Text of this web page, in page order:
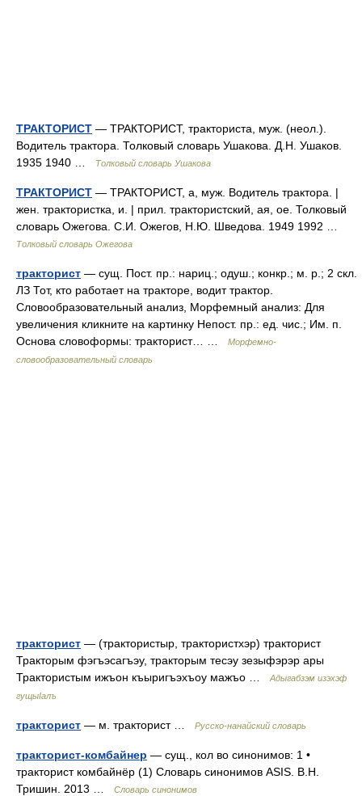
ТРАКТОРИСТ — ТРАКТОРИСТ, тракториста, муж. (неол.).
Водитель трактора. Толковый словарь Ушакова. Д.Н. Ушаков.
1935 1940 …
Толковый словарь Ушакова
ТРАКТОРИСТ — ТРАКТОРИСТ, а, муж. Водитель трактора. |
жен. трактористка, и. | прил. трактористский, ая, ое. Толковый
словарь Ожегова. С.И. Ожегов, Н.Ю. Шведова. 1949 1992 …
Толковый словарь Ожегова
тракторист — сущ. Пост. пр.: нариц.; одуш.; конкр.; м. р.; 2 скл.
ЛЗ Тот, кто работает на тракторе, водит трактор.
Словообразовательный анализ, Морфемный анализ: Для
увеличения кликните на картинку Непост. пр.: ед. чис.; Им. п.
Основа словоформы: тракторист… …
Морфемно-
словообразовательный словарь
тракторист — (трактористыр, трактористхэр) тракторист
Тракторым фэгъэсагъэу, тракторым тесэу зезыфэрэр ары
Трактористым ижъон къыригъэхъоу мажъо …
Адыгабзэм изэхэф
гущыIалъ
тракторист — м. тракторист … Русско-нанайский словарь
тракторист-комбайнер — сущ., кол во синонимов: 1 •
тракторист комбайнёр (1) Словарь синонимов ASIS. В.Н.
Тришин. 2013 …
Словарь синонимов